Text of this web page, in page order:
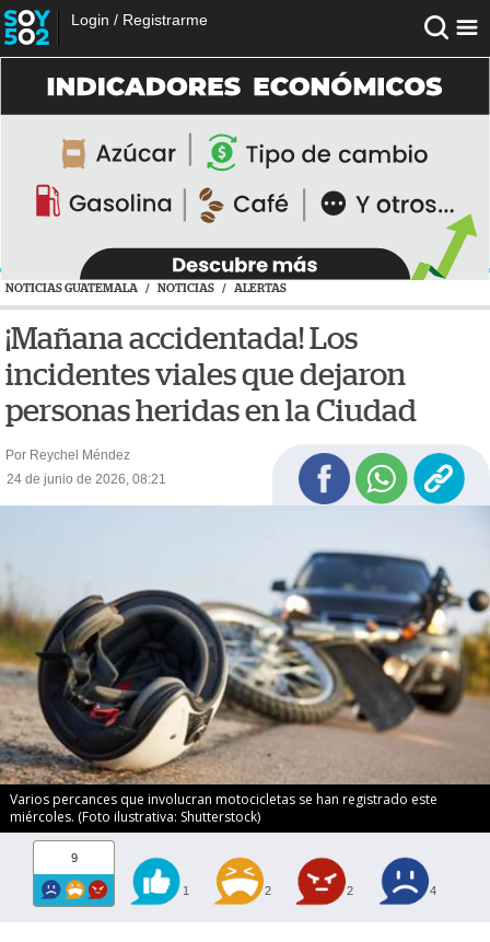
Login / Registrarme
NOTICIAS GUATEMALA / NOTICIAS / ALERTAS
¡Mañana accidentada! Los
incidentes viales que dejaron
personas heridas en la Ciudad
Por Reychel Méndez
24 de junio de 2026, 08:21
Varios percances que involucran motocicletas se han registrado este
miércoles. (Foto ilustrativa: Shutterstock)
9
1 2 2 4